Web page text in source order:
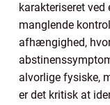
karakteriseret
manglende
afhængighed,
alvorlige fysiske,
er det kritisk at